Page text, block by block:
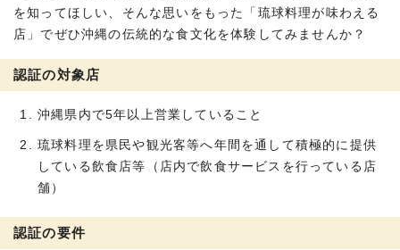
を知ってほしい、そんな思いをもった「琉球料理が味わえる
店」でぜひ沖縄の伝統的な食文化を体験してみませんか？
認証の対象店
沖縄県内で5年以上営業していること
琉球料理を県民や観光客等へ年間を通して積極的に提供
している飲食店等（店内で飲食サービスを行っている店
舗）
認証の要件